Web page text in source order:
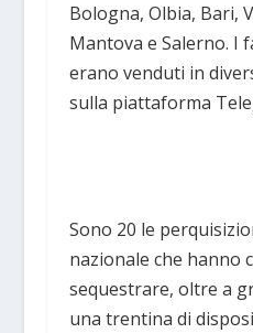
Bologna, Olbia, Bari,
Mantova e Salerno. I
erano venduti in
sulla piattaforma
Sono 20 le
nazionale che hanno
sequestrare, oltre a
una trentina di